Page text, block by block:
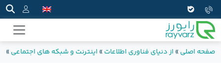
صفحه اصلی » از دنیای فناوری اطلاعات » اینترنت و شبکه های اجتماعی »